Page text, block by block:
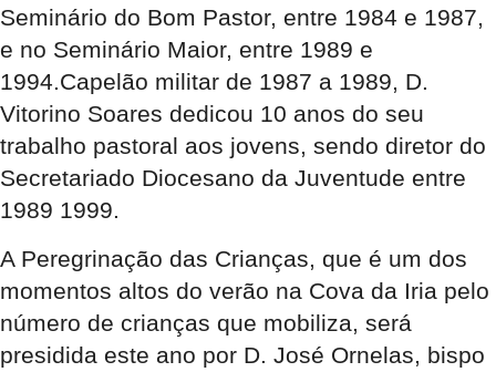
Seminário do Bom Pastor, entre 1984 e 1987,
e no Seminário Maior, entre 1989 e
1994.Capelão militar de 1987 a 1989, D.
Vitorino Soares dedicou 10 anos do seu
trabalho pastoral aos jovens, sendo diretor do
Secretariado Diocesano da Juventude entre
1989 1999.
A Peregrinação das Crianças, que é um dos
momentos altos do verão na Cova da Iria pelo
número de crianças que mobiliza, será
presidida este ano por D. José Ornelas, bispo